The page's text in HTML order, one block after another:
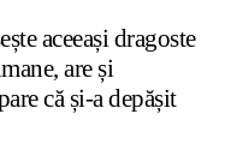
aceeași dragoste
are și
că și-a depășit